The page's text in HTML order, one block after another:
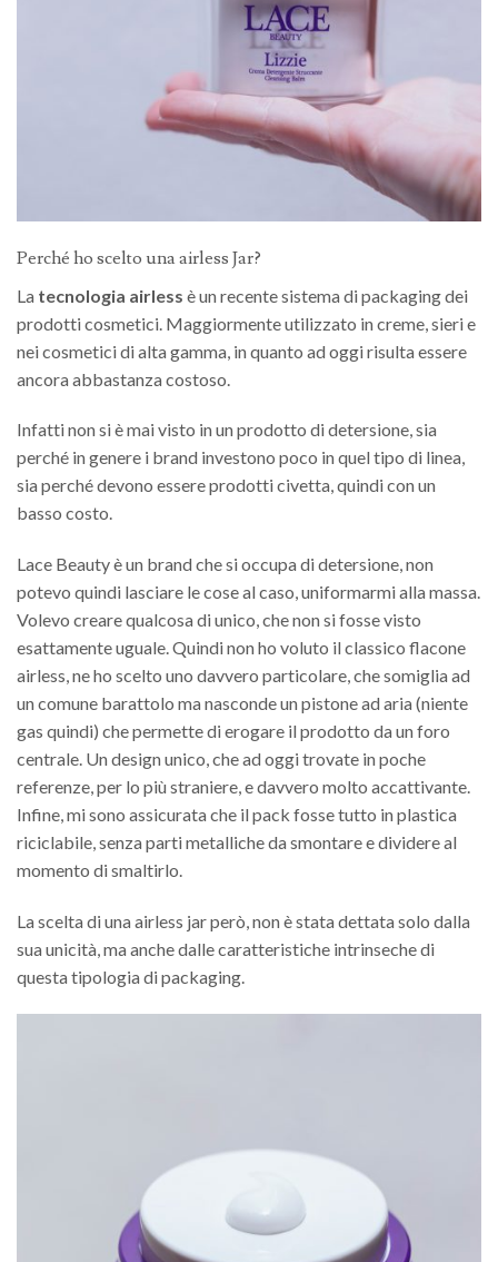
Perché ho scelto una airless Jar?
La tecnologia airless è un recente sistema di packaging dei
prodotti cosmetici. Maggiormente utilizzato in creme, sieri e
nei cosmetici di alta gamma, in quanto ad oggi risulta essere
ancora abbastanza costoso.
Infatti non si è mai visto in un prodotto di detersione, sia
perché in genere i brand investono poco in quel tipo di linea,
sia perché devono essere prodotti civetta, quindi con un
basso costo.
Lace Beauty è un brand che si occupa di detersione, non
potevo quindi lasciare le cose al caso, uniformarmi alla massa.
Volevo creare qualcosa di unico, che non si fosse visto
esattamente uguale. Quindi non ho voluto il classico flacone
airless, ne ho scelto uno davvero particolare, che somiglia ad
un comune barattolo ma nasconde un pistone ad aria (niente
gas quindi) che permette di erogare il prodotto da un foro
centrale. Un design unico, che ad oggi trovate in poche
referenze, per lo più straniere, e davvero molto accattivante.
Infine, mi sono assicurata che il pack fosse tutto in plastica
riciclabile, senza parti metalliche da smontare e dividere al
momento di smaltirlo.
La scelta di una airless jar però, non è stata dettata solo dalla
sua unicità, ma anche dalle caratteristiche intrinseche di
questa tipologia di packaging.